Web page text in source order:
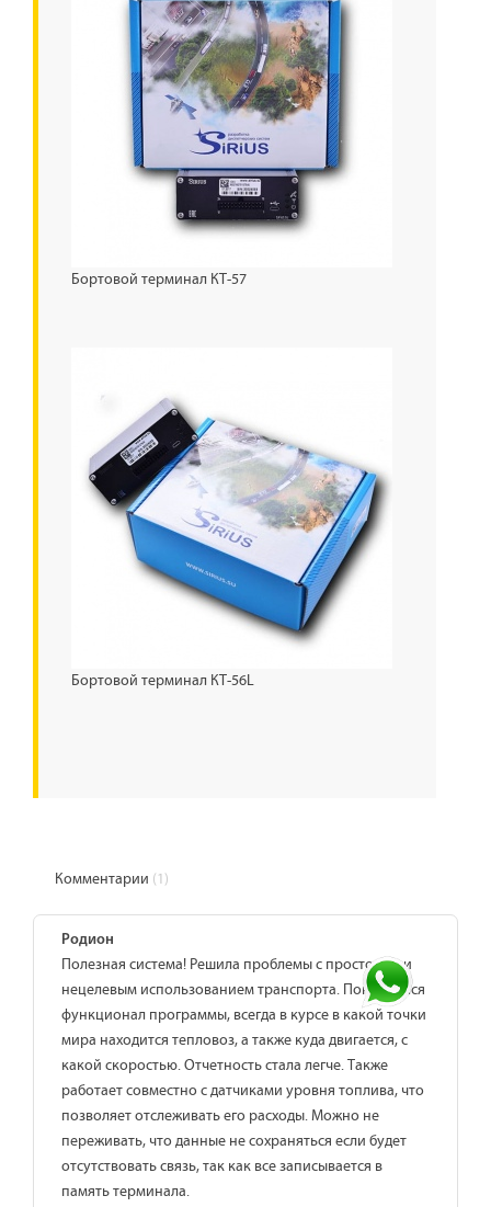
Бортовой терминал КТ-57
Бортовой терминал КТ-56L
Комментарии (1)
Родион
Полезная система! Решила проблемы с простоями и
нецелевым использованием транспорта. Понравился
функционал программы, всегда в курсе в какой точки
мира находится тепловоз, а также куда двигается, с
какой скоростью. Отчетность стала легче. Также
работает совместно с датчиками уровня топлива, что
позволяет отслеживать его расходы. Можно не
переживать, что данные не сохраняться если будет
отсутствовать связь, так как все записывается в
память терминала.